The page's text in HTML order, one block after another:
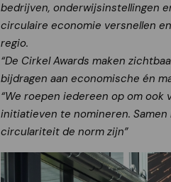
bedrijven, onderwijsinstellingen
circulaire economie versnellen
regio.
“De Cirkel Awards maken
bijdragen aan economische én
“We roepen iedereen op om
initiatieven te nomineren. Samen
circulariteit de norm zijn”